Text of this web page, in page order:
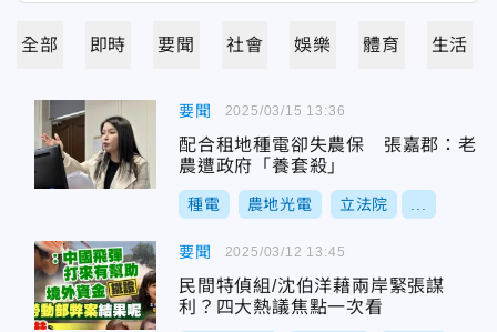
全部 即時 要聞 社會 娛樂 體育 生活
要聞
配合租地種電卻失農保 張嘉郡：老
農遭政府「養套殺」
種電 農地光電 立法院
2025/03/15 13:36
要聞
民間特偵組/沈伯洋藉兩岸緊張謀
利？四大熱議焦點一次看
2025/03/12 13:45